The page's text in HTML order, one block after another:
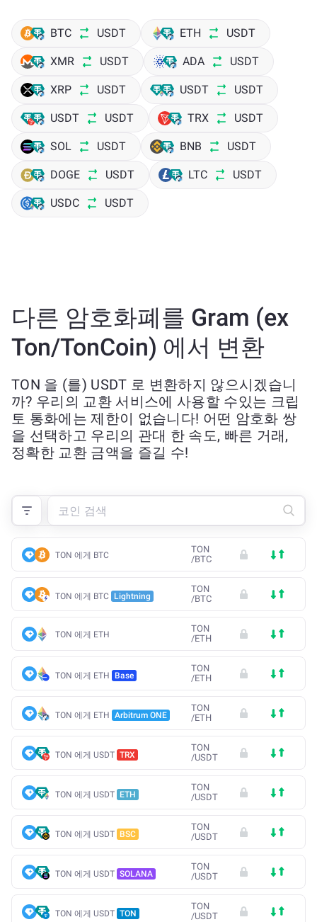
BTC USDT ETH USDT
XMR USDT ADA USDT
XRP USDT USDT USDT
USDT USDT TRX USDT
SOL USDT BNB USDT
DOGE USDT LTC USDT
USDC USDT
다른 암호화폐를 Gram (ex
Ton/TonCoin) 에서 변환
TON 을 (를) USDT 로 변환하지 않으시겠습니
까? 우리의 교환 서비스에 사용할 수있는 크립
토 통화에는 제한이 없습니다! 어떤 암호화 쌍
을 선택하고 우리의 관대 한 속도, 빠른 거래,
정확한 교환 금액을 즐길 수!
TON 에게 BTC
TON
/BTC
TON 에게 BTC Lightning
TON
/BTC
TON 에게 ETH
TON
/ETH
TON 에게 ETH Base
TON
/ETH
TON 에게 ETH Arbitrum ONE
TON
/ETH
TON 에게 USDT TRX
TON
/USDT
TON 에게 USDT ETH
TON
/USDT
TON 에게 USDT BSC
TON
/USDT
TON 에게 USDT SOLANA
TON
/USDT
TON 에게 USDT TON
TON
/USDT